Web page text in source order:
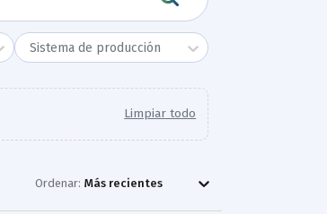
Sistema de producción
Limpiar todo
Ordenar: Más recientes